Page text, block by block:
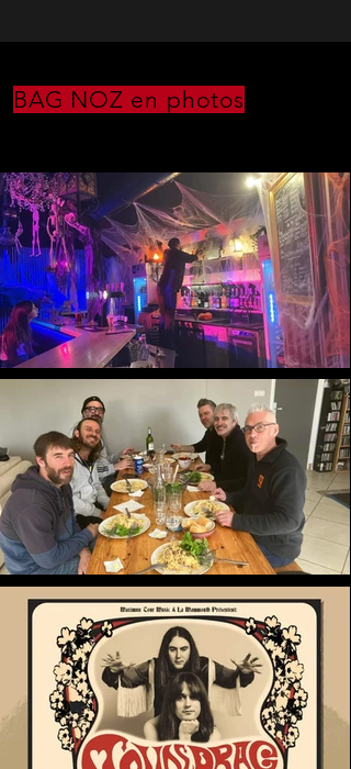
BAG NOZ en photos